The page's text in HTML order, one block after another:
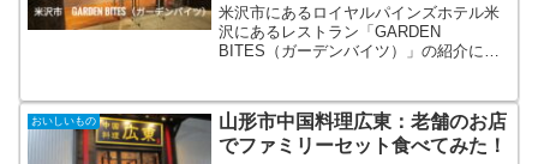
米沢市にあるロイヤルパインズホテル米
沢にあるレストラン「GARDEN
BITES（ガーデンバイツ）」の紹介にな
おいしいもの
山形市中国料理広東：老舗のお店
でファミリーセット食べてみた！